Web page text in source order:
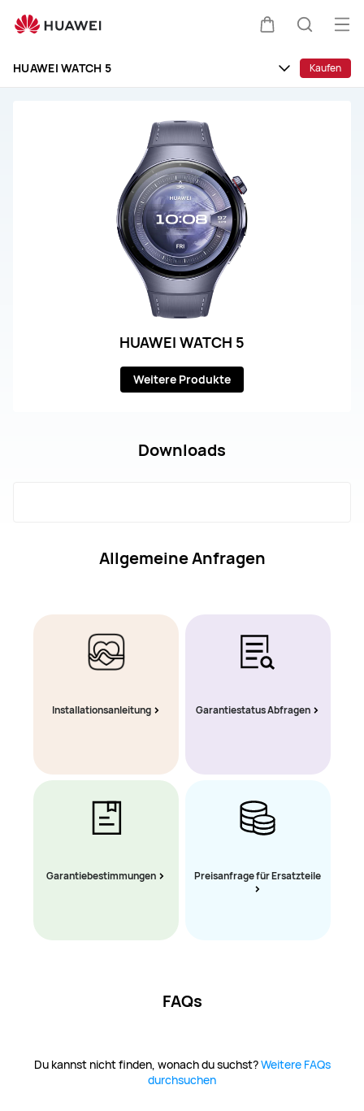
und
fürHUAWEI WATCH 5 Kaufen
HUAWEI WATCH 5
Weitere Produkte
Downloads
Allgemeine Anfragen
Installationsanleitung Garantiestatus Abfragen
Garantiebestimmungen Preisanfrage für Ersatzteile
FAQs
Du kannst nicht finden, wonach du suchst?Weitere FAQs
durchsuchen